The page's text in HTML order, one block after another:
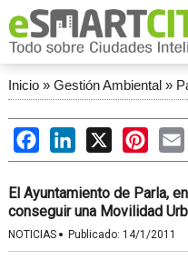
Inicio» Gestión Ambiental»
FacebookLinkedIn
X
El Ayuntamiento de Parla,
conseguir una Movilidad
NOTICIAS · Publicado: 14/1/2011